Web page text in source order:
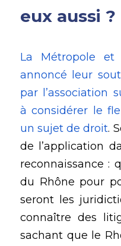
eux aussi ?
La Métropole
annoncé leur
par l’association
à considérer le
un sujet de droit.
de l’application
reconnaissance :
du Rhône pour
seront les
connaître des
sachant que le